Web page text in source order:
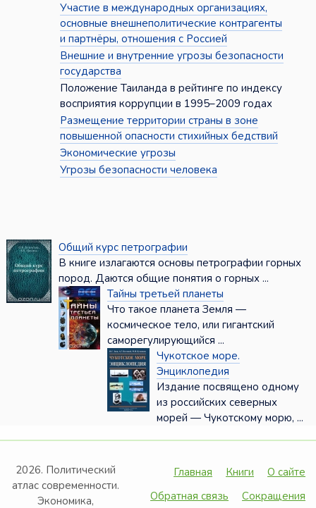
Участие в международных организациях,
основные внешнеполитические контрагенты
и партнёры, отношения с Россией
Внешние и внутренние угрозы безопасности
государства
Положение Таиланда в рейтинге по индексу
восприятия коррупции в 1995–2009 годах
Размещение территории страны в зоне
повышенной опасности стихийных бедствий
Экономические угрозы
Угрозы безопасности человека
Общий курс петрографии
В книге излагаются основы петрографии горных
пород. Даются общие понятия о горных ...
Тайны третьей планеты
Что такое планета Земля —
космическое тело, или гигантский
саморегулирующийся ...
Чукотское море.
Энциклопедия
Издание посвящено одному
из российских северных
морей — Чукотскому морю, ...
2026. Политический
атлас современности.
Экономика,
Главная Книги
О сайте
Обратная связь
Сокращения